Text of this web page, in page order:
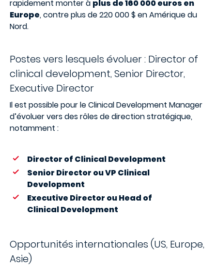
rapidement monter à plus de 160 000 euros en
Europe, contre plus de 220 000 $ en Amérique du
Nord.
Postes vers lesquels évoluer : Director of
clinical development, Senior Director,
Executive Director
Il est possible pour le Clinical Development Manager
d’évoluer vers des rôles de direction stratégique,
notamment :
Director of Clinical Development
Senior Director ou VP Clinical
Development
Executive Director ou Head of
Clinical Development
Opportunités internationales (US, Europe,
Asie)